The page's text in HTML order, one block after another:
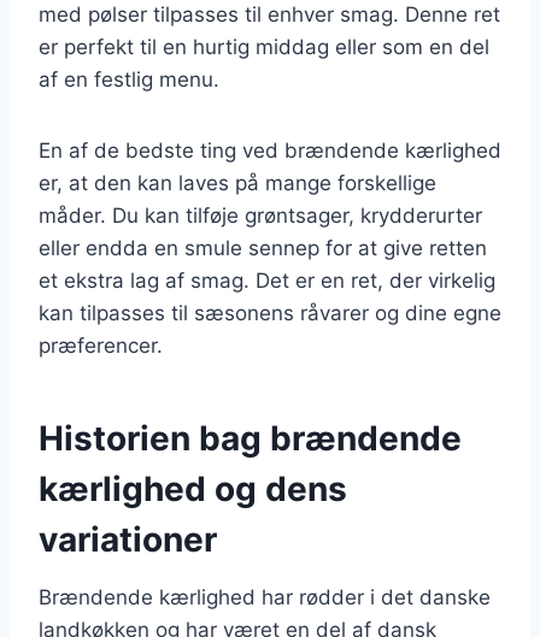
med pølser tilpasses til enhver smag. Denne ret
er perfekt til en hurtig middag eller som en del
af en festlig menu.
En af de bedste ting ved brændende kærlighed
er, at den kan laves på mange forskellige
måder. Du kan tilføje grøntsager, krydderurter
eller endda en smule sennep for at give retten
et ekstra lag af smag. Det er en ret, der virkelig
kan tilpasses til sæsonens råvarer og dine egne
præferencer.
Historien bag brændende
kærlighed og dens
variationer
Brændende kærlighed har rødder i det danske
landkøkken og har været en del af dansk